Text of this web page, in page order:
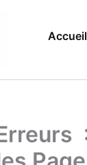
Accueil